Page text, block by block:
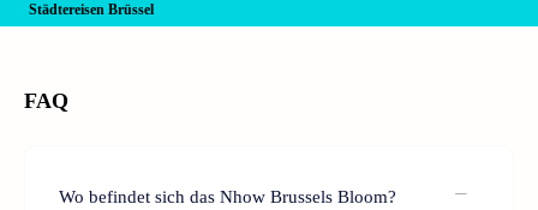
Städtereisen Brüssel
FAQ
Wo befindet sich das Nhow Brussels Bloom?